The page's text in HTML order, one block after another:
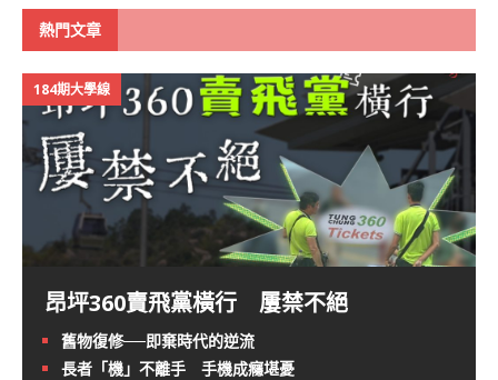
熱門文章
184期大學線
昂坪360賣飛黨橫行 屢禁不絕
舊物復修──即棄時代的逆流
長者「機」不離手 手機成癮堪憂